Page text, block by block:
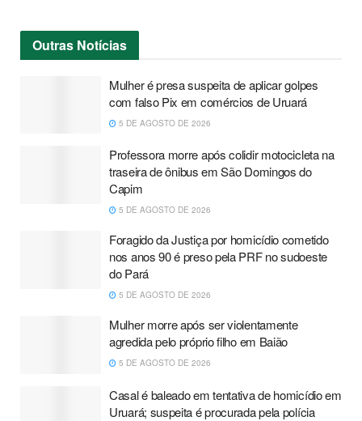
Outras Notícias
Mulher é presa suspeita de aplicar golpes
com falso Pix em comércios de Uruará
5 DE AGOSTO DE 2026
Professora morre após colidir motocicleta na
traseira de ônibus em São Domingos do
Capim
5 DE AGOSTO DE 2026
Foragido da Justiça por homicídio cometido
nos anos 90 é preso pela PRF no sudoeste
do Pará
5 DE AGOSTO DE 2026
Mulher morre após ser violentamente
agredida pelo próprio filho em Baião
5 DE AGOSTO DE 2026
Casal é baleado em tentativa de homicídio em
Uruará; suspeita é procurada pela polícia